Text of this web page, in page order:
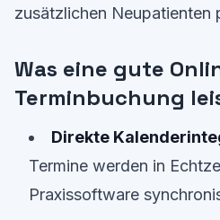
zusätzlichen Neupatienten
Was eine gute
Terminbuchung
Direkte
Termine werden in
Praxissoftware